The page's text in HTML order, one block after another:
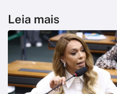
Leia mais